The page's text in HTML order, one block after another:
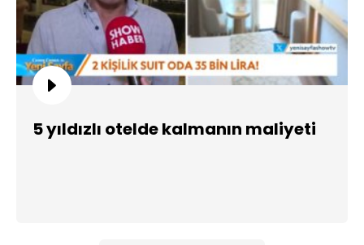
5 yıldızlı otelde kalmanın maliyeti